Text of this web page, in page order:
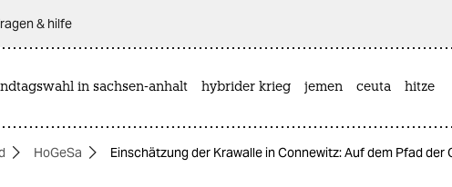
& hilfe
in sachsen-anhalt hybrider krieg jemen ceuta hitze
HoGeSa Einschätzung der Krawalle in Connewitz: Auf dem Pfad der